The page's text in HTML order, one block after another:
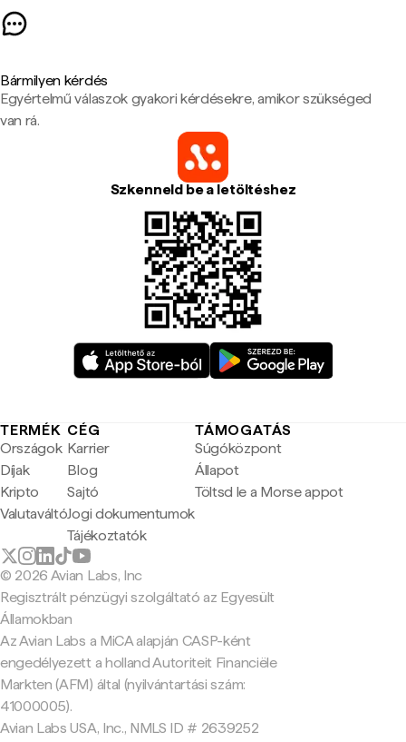
Bármilyen kérdés
Egyértelmű válaszok gyakori kérdésekre, amikor szükséged
van rá.
Szkenneld be a letöltéshez
TERMÉK
Országok
Díjak
Kripto
Valutaváltó
CÉG
Karrier
Blog
Sajtó
Jogi dokumentumok
Tájékoztatók
TÁMOGATÁS
Súgóközpont
Állapot
Töltsd le a Morse appot
© 2026 Avian Labs, Inc
Regisztrált pénzügyi szolgáltató az Egyesült
Államokban
Az Avian Labs a MiCA alapján CASP-ként
engedélyezett a holland Autoriteit Financiële
Markten (AFM) által (nyilvántartási szám:
41000005).
Avian Labs USA, Inc., NMLS ID # 2639252